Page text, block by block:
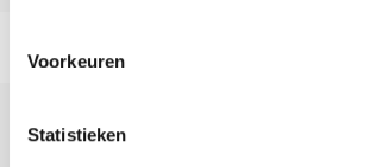
Voorkeuren
Statistieken